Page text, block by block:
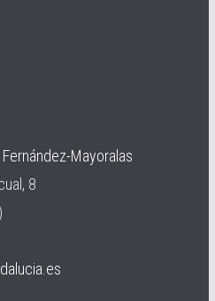
Mayoralas
8